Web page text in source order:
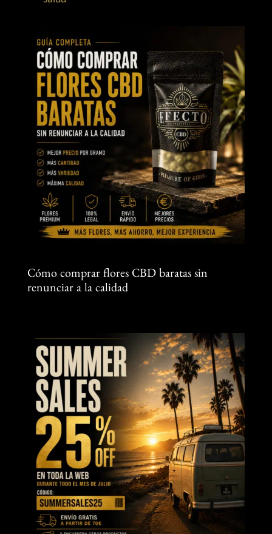
Cómo comprar flores CBD baratas sin
renunciar a la calidad